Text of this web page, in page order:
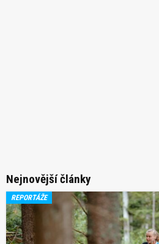
Nejnovější články
REPORTÁŽE